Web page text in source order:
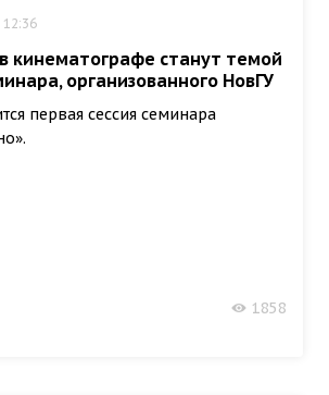
12:36
кинематографе станут темой
организованного НовГУ
первая сессия семинара
1858